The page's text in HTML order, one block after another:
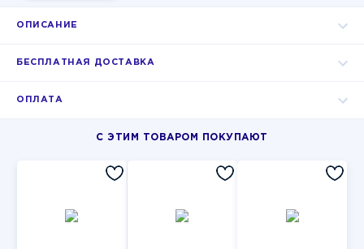
ОПИСАНИЕ
БЕСПЛАТНАЯ ДОСТАВКА
ОПЛАТА
С ЭТИМ ТОВАРОМ ПОКУПАЮТ